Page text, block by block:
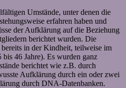
Umstände, unter denen die
erfahren haben und
der Aufklärung auf die Beziehung
berichtet wurden. Die
in der Kindheit, teilweise im
46 Jahre). Es wurden ganz
berichtet wie z.B. durch
Aufklärung durch ein oder zwei
durch DNA-Datenbanken.